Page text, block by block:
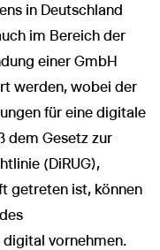
in Deutschland
im Bereich der
einer GmbH
werden, wobei der
für eine digitale
dem Gesetz zur
(DiRUG),
getreten ist, können
digital vornehmen.